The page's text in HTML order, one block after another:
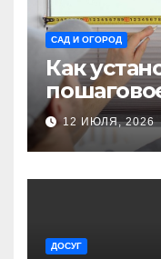
САД И ОГОРОД
Как
для
12 ИЮЛЯ, 2026
ДОСУГ